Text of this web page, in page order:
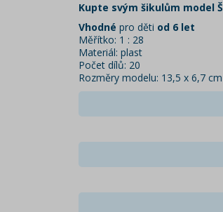
Kupte svým šikulům model
Vhodné pro děti od 6 let
Měřítko: 1 : 28
Materiál: plast
Počet dílů: 20
Rozměry modelu: 13,5 x 6,7 cm